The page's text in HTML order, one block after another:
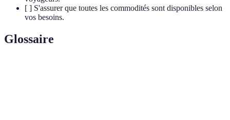
[ ] S'assurer que toutes les commodités sont disponibles selon
vos besoins.
Glossaire